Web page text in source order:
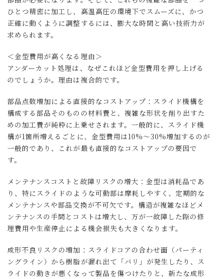
ひとつ精密に加工し、高温高圧の環境下でスムーズに、かつ
正確に動くように調整するには、膨大な時間と高い技術力が
求められます。
＜金型費用が高くなる理由＞
アンダーカット処理は、なぜこれほど金型費用を押し上げる
のでしょうか。理由は複合的です。
部品点数増加による直接的なコストアップ：スライド機構を
構成する部品そのものの材料費と、複雑な形状を削り出すた
めの加工費が純粋に上乗せされます。一般的に、スライド機
構が1箇所増えるごとに、金型費用は10%～30%増加するのが
一般的であり、これが最も直接的なコストアップの要因で
す。
メンテナンスコストと故障リスクの増大：金型は消耗品であ
り、特にスライドのような可動部は摩耗しやすく、定期的な
メンテナンスや部品交換が不可欠です。構造が複雑なほどメ
ンテナンスの手間とコストは増大し、万が一故障した際の修
理費用や生産停止による機会損失も大きくなります。
成形不良リスクの増加：スライドコアの合わせ面（パーティ
ングライン）から樹脂が漏れ出て「バリ」が発生したり、ス
ライドの動きが悪くなって製品を傷つけたりと、新たな成形